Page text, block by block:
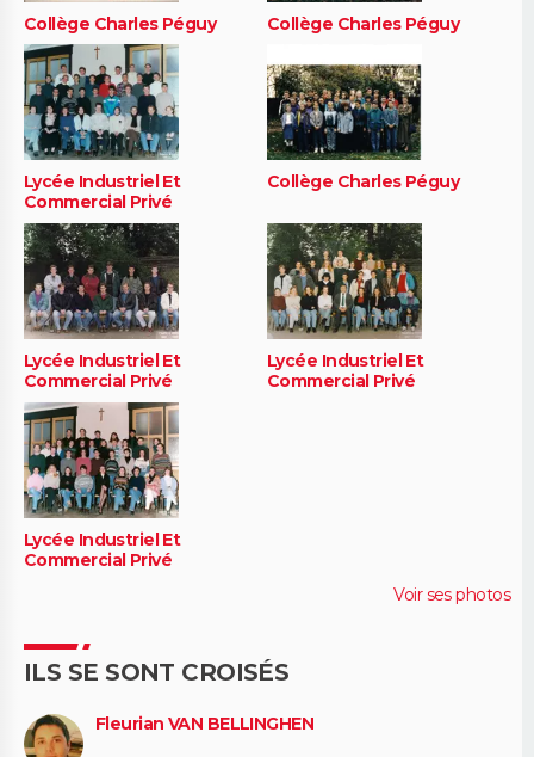
Collège Charles Péguy Collège Charles Péguy
Lycée Industriel Et
Commercial Privé
Collège Charles Péguy
Lycée Industriel Et
Commercial Privé
Lycée Industriel Et
Commercial Privé
Lycée Industriel Et
Commercial Privé
Voir ses photos
ILS SE SONT CROISÉS
Fleurian VAN BELLINGHEN